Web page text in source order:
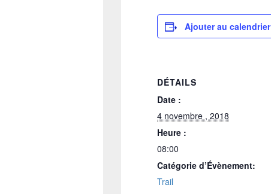
Ajouter au calendrier
DÉTAILS
Date :
4 novembre , 2018
Heure :
08:00
Catégorie d’Évènement:
Trail